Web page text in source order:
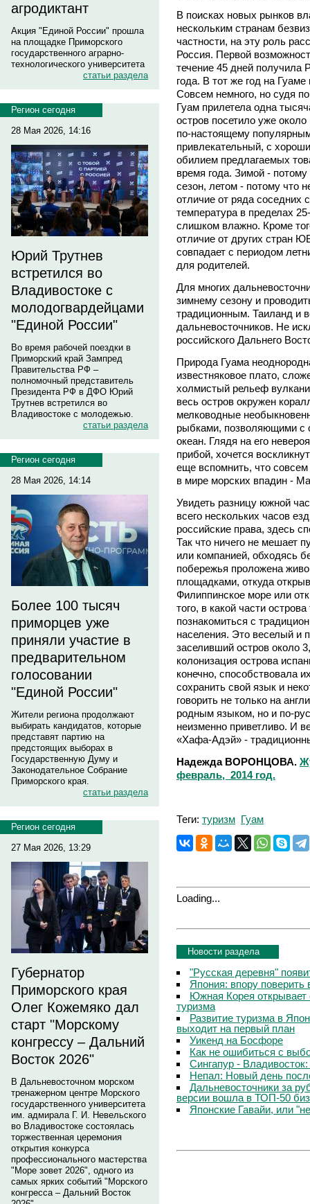
агродиктант
Акция "Единой России" прошла
на площадке Приморского
государственного аграрно-
технологического университета
статьи раздела
Регион сегодня
28 Мая 2026, 14:16
Юрий Трутнев
встретился во
Владивостоке с
молодогвардейцами
"Единой России"
Во время рабочей поездки в
Приморский край Зампред
Правительства РФ –
полномочный представитель
Президента РФ в ДФО Юрий
Трутнев встретился во
Владивостоке с молодежью.
статьи раздела
Регион сегодня
28 Мая 2026, 14:14
Более 100 тысяч
приморцев уже
приняли участие в
предварительном
голосовании
"Единой России"
Жители региона продолжают
выбирать кандидатов, которые
представят партию на
предстоящих выборах в
Государственную Думу и
Законодательное Собрание
Приморского края.
статьи раздела
Регион сегодня
27 Мая 2026, 13:29
Губернатор
Приморского края
Олег Кожемяко дал
старт "Морскому
конгрессу – Дальний
Восток 2026"
В Дальневосточном морском
тренажерном центре Морского
государственного университета
им. адмирала Г. И. Невельского
во Владивостоке состоялась
торжественная церемония
открытия конкурса
профессионального мастерства
"Море зовет 2026", одного из
самых ярких событий "Морского
конгресса – Дальний Восток
В поисках новых рынков
нескольким странам
частности, на эту роль
Россия. Первой
течение 45 дней получила
года. В тот же год на
Совсем немного, но судя
Гуам прилетела одна
остров посетило уже
по-настоящему
привлекательный, с
обилием предлагаемых
время года. Зимой -
сезон, летом - потому что
отличие от ряда соседних
температура в пределах
слишком влажно. Кроме
отличие от других стран
совпадает с периодом
для родителей.
Для многих
зимнему сезону и
традиционным. Таиланд и
дальневосточников. Не
российского Дальнего
Природа Гуама
известняковое плато,
холмистый рельеф
весь остров окружен
мелководные
рыбками, позволяющими с
океан. Глядя на его
прибой, хочется
еще вспомнить, что
в мире морских впадин -
Увидеть разницу южной
всего нескольких часов
российские права, здесь
Так что ничего не мешает
или компанией, обходясь
побережья проложена
площадками, откуда
Филиппинское море или
того, в какой части
познакомиться с
населения. Это веселый и
заселивший остров около
колонизация острова
конечно, способствовала
сохранить свой язык и
говорить не только на
родным языком, но и по-
неизменно приветливо. И
«Хафа-Адэй» -
Надежда ВОРОНЦОВА.
февраль, 2014 год.
Теги: туризм Гуам
Loading...
Новости раздела
"Русская деревня"
Япония: впору поверить
Южная Корея открывает
туризма
Развитие туризма в
выходит на первый план
Уикенд на Босфоре
Как не ошибиться с
Сингапур -
Непал: Новый день
Дальневосточники за
версии вошла в ТОП-50
Японские Гавайи, или